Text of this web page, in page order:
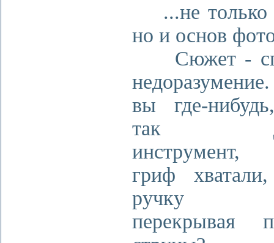
...не только
но и основ
Сюжет -
вы где-
так
гриф
ручку
перекрывая